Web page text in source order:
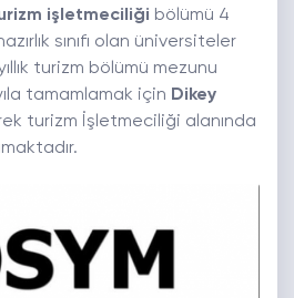
işletmeciliği bölümü 4
sınıfı olan üniversiteler
turizm bölümü mezunu
tamamlamak için Dikey
turizm İşletmeciliği alanında